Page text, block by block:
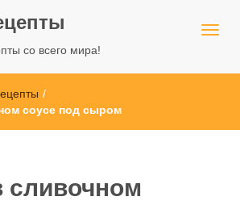
со всего мира!
/
соусе под сыром
сливочном